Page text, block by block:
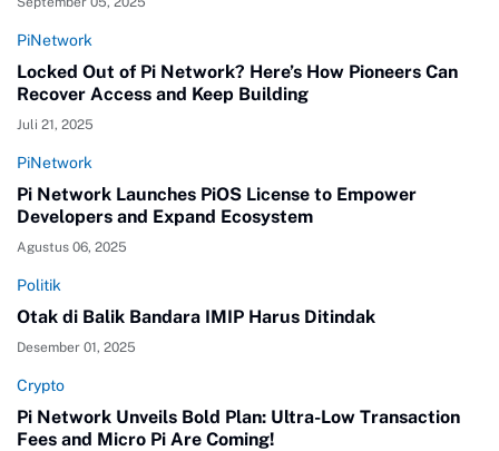
PiNetwork
Locked Out of Pi Network? Here’s How Pioneers Can
Recover Access and Keep Building
Juli 21, 2025
PiNetwork
Pi Network Launches PiOS License to Empower
Developers and Expand Ecosystem
Agustus 06, 2025
Politik
Otak di Balik Bandara IMIP Harus Ditindak
Desember 01, 2025
Crypto
Pi Network Unveils Bold Plan: Ultra-Low Transaction
Fees and Micro Pi Are Coming!